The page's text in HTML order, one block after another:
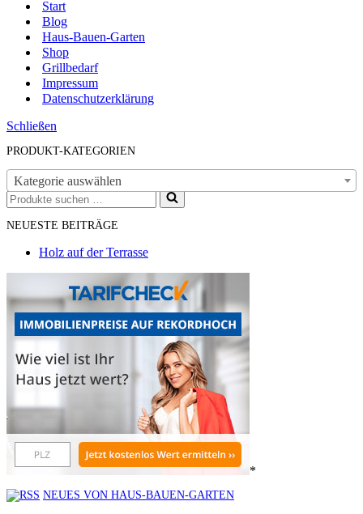
Start
Blog
Haus-Bauen-Garten
Shop
Grillbedarf
Impressum
Datenschutzerklärung
Schließen
PRODUKT-KATEGORIEN
Kategorie auswählen
Suchen
nach …
NEUESTE BEITRÄGE
Holz auf der Terrasse
*
NEUES VON HAUS-BAUEN-GARTEN